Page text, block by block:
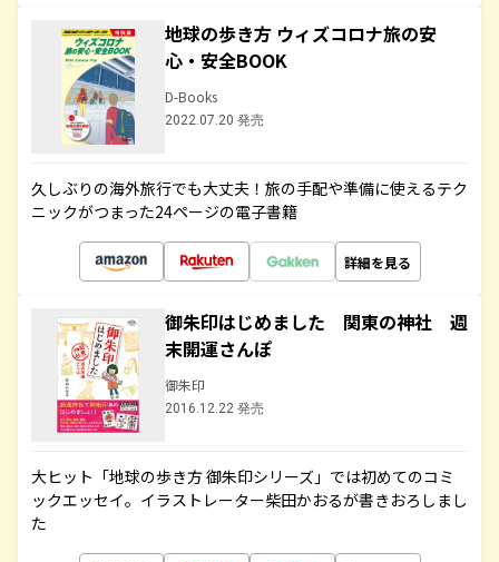
地球の歩き方 ウィズコロナ旅の安
心・安全BOOK
D-Books
2022.07.20 発売
久しぶりの海外旅行でも大丈夫！旅の手配や準備に使えるテク
ニックがつまった24ページの電子書籍
詳細を見る
御朱印はじめました 関東の神社 週
末開運さんぽ
御朱印
2016.12.22 発売
大ヒット「地球の歩き方 御朱印シリーズ」では初めてのコミ
ックエッセイ。イラストレーター柴田かおるが書きおろしまし
た